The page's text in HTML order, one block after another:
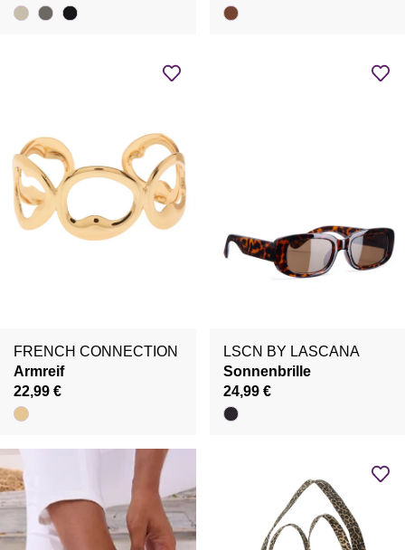
FRENCH CONNECTION
Armreif
22,99 €
LSCN BY LASCANA
Sonnenbrille
24,99 €